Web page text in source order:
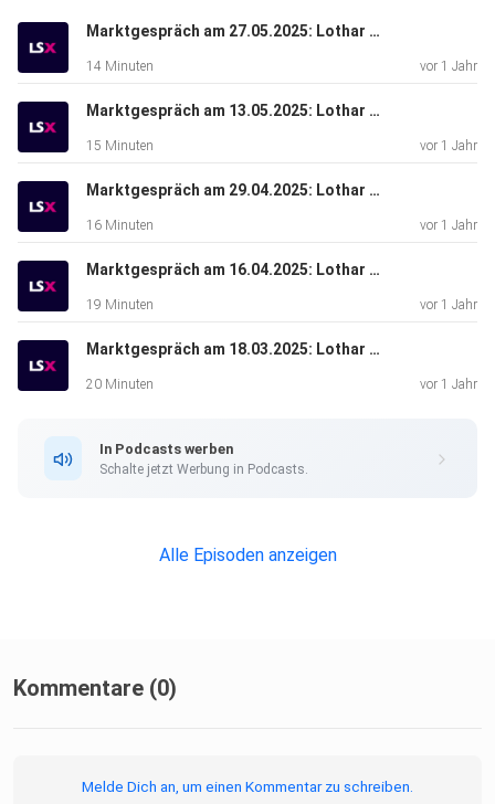
Marktgespräch am 27.05.2025: Lothar Albert & Lars Erichsen
14 Minuten vor 1 Jahr
Marktgespräch am 13.05.2025: Lothar Albert & René Berteit
15 Minuten vor 1 Jahr
Marktgespräch am 29.04.2025: Lothar Albert & Bastian Galuschka
16 Minuten vor 1 Jahr
Marktgespräch am 16.04.2025: Lothar Albert & Michael Flender
19 Minuten vor 1 Jahr
Marktgespräch am 18.03.2025: Lothar Albert & Valentin Schelbert
20 Minuten vor 1 Jahr
In Podcasts werben
Schalte jetzt Werbung in Podcasts.
Alle Episoden anzeigen
Kommentare (0)
Melde Dich an, um einen Kommentar zu schreiben.